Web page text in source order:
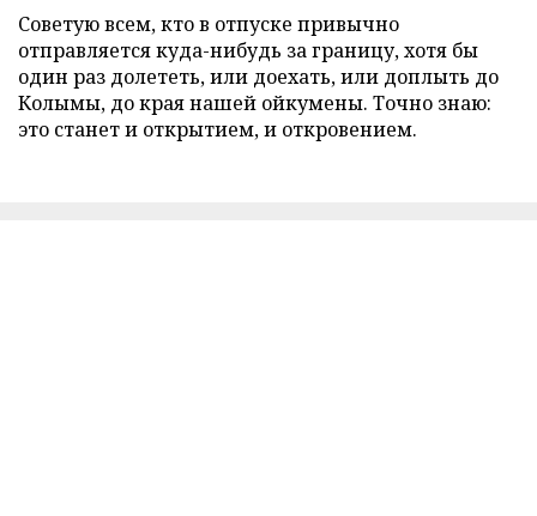
Советую всем, кто в отпуске привычно
отправляется куда-нибудь за границу, хотя бы
один раз долететь, или доехать, или доплыть до
Колымы, до края нашей ойкумены. Точно знаю:
это станет и открытием, и откровением.